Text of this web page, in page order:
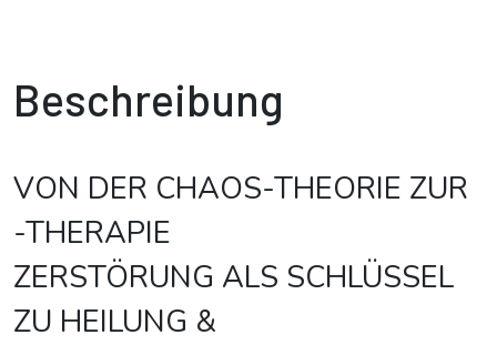
Beschreibung
VON DER CHAOS-THEORIE ZUR
-THERAPIE
ZERSTÖRUNG ALS SCHLÜSSEL
ZU HEILUNG &